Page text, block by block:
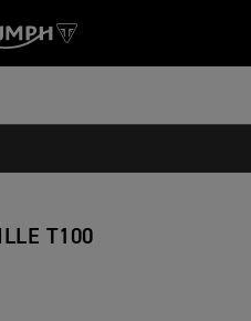
T100